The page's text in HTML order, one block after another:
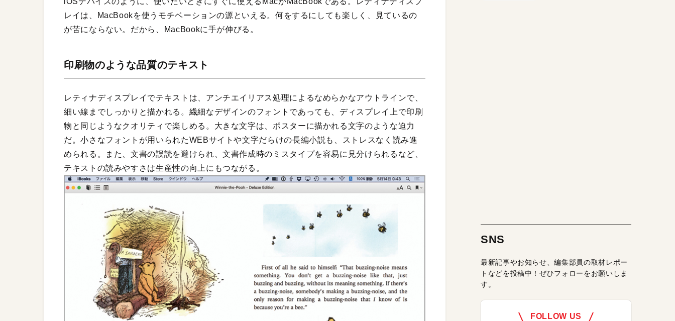
レイは、MacBookを使うモチベーションの源といえる。何をするにしても楽しく、見ているの
が苦にならない。だから、MacBookに手が伸びる。
印刷物のような品質のテキスト
レティナディスプレイでテキストは、アンチエイリアス処理によるなめらかなアウトラインで、
細い線までしっかりと描かれる。繊細なデザインのフォントであっても、ディスプレイ上で印刷
物と同じようなクオリティで楽しめる。大きな文字は、ポスターに描かれる文字のような迫力
だ。小さなフォントが用いられたWEBサイトや文字だらけの長編小説も、ストレスなく読み進
められる。また、文書の誤読を避けられ、文書作成時のミスタイプを容易に見分けられるなど、
テキストの読みやすさは生産性の向上にもつながる。
SNS
最新記事やお知らせ、編集部員の取材レポー
トなどを投稿中！ぜひフォローをお願いしま
す。
FOLLOW US